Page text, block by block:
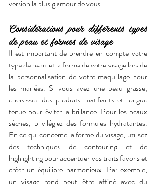
version la plus glamour de vous.
Considérations pour différents types
de peau et formes de visage
Il est important de prendre en compte votre
type de peau et la forme de votre visage lors de
la personnalisation de votre maquillage pour
les mariées. Si vous avez une peau grasse,
choisissez des produits matifiants et longue
tenue pour éviter la brillance. Pour les peaux
sèches, privilégiez des formules hydratantes.
En ce qui concerne la forme du visage, utilisez
des techniques de contouring et de
highlighting pour accentuer vos traits favoris et
créer un équilibre harmonieux. Par exemple,
un visage rond peut être affiné avec du